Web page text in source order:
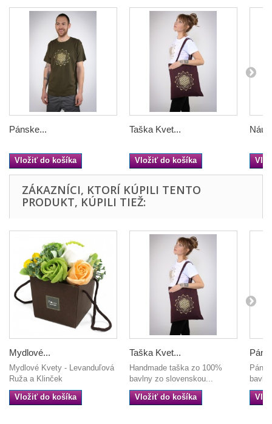
Pánske...
Vložiť do košíka
Taška Kvet...
Vložiť do košíka
ZÁKAZNÍCI, KTORÍ KÚPILI TENTO
PRODUKT, KÚPILI TIEŽ:
Mydlové...
Mydlové Kvety - Levanduľová
Ruža a Klinček
Vložiť do košíka
Taška Kvet...
Handmade taška zo 100%
bavlny zo slovenskou...
Vložiť do košíka